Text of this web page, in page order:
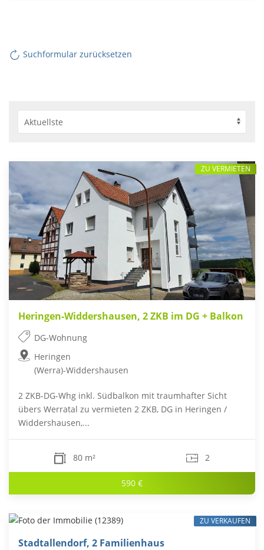
Suchformular zurücksetzen
Heringen-Widdershausen, 2 ZKB im DG + Balkon
DG-Wohnung
Heringen
(Werra)-Widdershausen
2 ZKB-DG-Whg inkl. Südbalkon mit traumhafter Sicht
übers Werratal zu vermieten 2 ZKB, DG in Heringen /
Widdershausen,...
80 m² 2
590 €
ZU VERMIETEN
Stadtallendorf, 2 Familienhaus
ZU VERKAUFEN